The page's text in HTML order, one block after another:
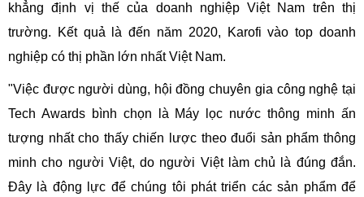
khẳng định vị thế của doanh nghiệp Việt Nam trên thị
trường. Kết quả là đến năm 2020, Karofi vào top doanh
nghiệp có thị phần lớn nhất Việt Nam.
"Việc được người dùng, hội đồng chuyên gia công nghệ tại
Tech Awards bình chọn là Máy lọc nước thông minh ấn
tượng nhất cho thấy chiến lược theo đuổi sản phẩm thông
minh cho người Việt, do người Việt làm chủ là đúng đắn.
Đây là động lực để chúng tôi phát triển các sản phẩm để